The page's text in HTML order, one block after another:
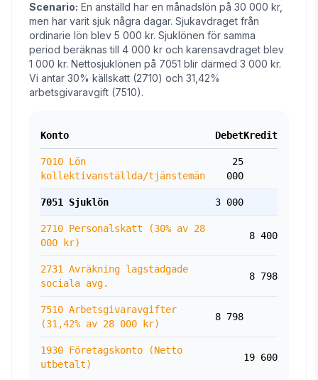
Scenario: En anställd har en månadslön på 30 000 kr,
men har varit sjuk några dagar. Sjukavdraget från
ordinarie lön blev 5 000 kr. Sjuklönen för samma
period beräknas till 4 000 kr och karensavdraget blev
1 000 kr. Nettosjuklönen på 7051 blir därmed 3 000 kr.
Vi antar 30% källskatt (2710) och 31,42%
arbetsgivaravgift (7510).
Konto DebetKredit
7010 Lön
kollektivanställda/tjänstemän
25
000
7051 Sjuklön 3 000
2710 Personalskatt (30% av 28
000 kr)
8 400
2731 Avräkning lagstadgade
sociala avg.
8 798
7510 Arbetsgivaravgifter
(31,42% av 28 000 kr)
8 798
1930 Företagskonto (Netto
utbetalt)
19 600